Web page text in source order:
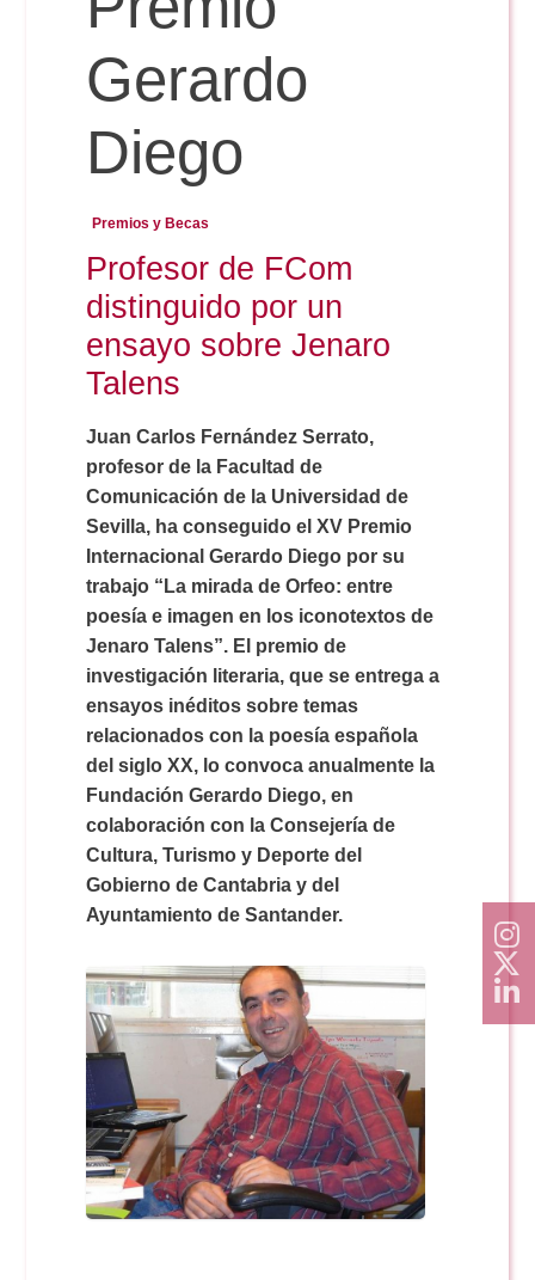
Reservas
Calendario Lectivo
Periodismo
Publicidad y RR.PP
Comunicación Audiovisual
Doble Grado PER/CAV
Exámenes Grado
Publicidad y RR.PP
Comunicación Audiovisual
Doble Grado PER/CAV
#YoPractico
Boletines
Gerardo
Diego
Premios y Becas
Profesor de FCom
distinguido por un
ensayo sobre Jenaro
Talens
Juan Carlos Fernández Serrato,
profesor de la Facultad de
Comunicación de la Universidad de
Sevilla, ha conseguido el XV Premio
Internacional Gerardo Diego por su
trabajo “La mirada de Orfeo: entre
poesía e imagen en los iconotextos de
Jenaro Talens”. El premio de
investigación literaria, que se entrega a
ensayos inéditos sobre temas
relacionados con la poesía española
del siglo XX, lo convoca anualmente la
Fundación Gerardo Diego, en
colaboración con la Consejería de
Cultura, Turismo y Deporte del
Gobierno de Cantabria y del
Ayuntamiento de Santander.